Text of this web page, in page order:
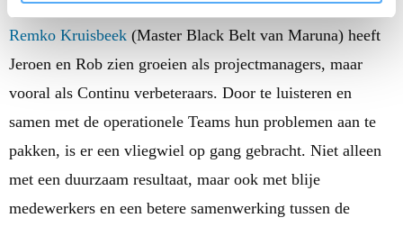
Remko Kruisbeek (Master Black Belt van Maruna) heeft
Jeroen en Rob zien groeien als projectmanagers, maar
vooral als Continu verbeteraars. Door te luisteren en
samen met de operationele Teams hun problemen aan te
pakken, is er een vliegwiel op gang gebracht. Niet alleen
met een duurzaam resultaat, maar ook met blije
medewerkers en een betere samenwerking tussen de